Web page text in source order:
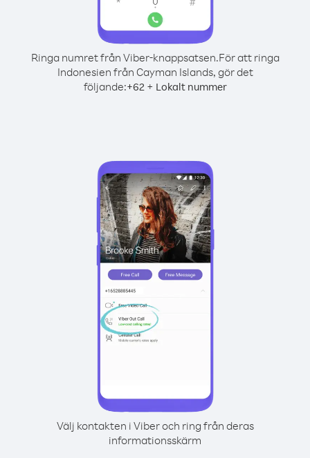
Ringa numret från Viber-knappsatsen.För att ringa
Indonesien från Cayman Islands, gör det
följande:+62+ Lokalt nummer
Välj kontakten i Viber och ring från deras
informationsskärm